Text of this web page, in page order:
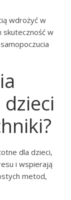
wdrożyć w
skuteczność w
dla dzieci,
i wspierają
metod,